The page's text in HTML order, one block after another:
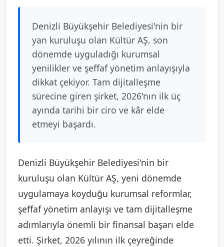
Denizli Büyükşehir Belediyesi'nin bir
yan kuruluşu olan Kültür AŞ, son
dönemde uyguladığı kurumsal
yenilikler ve şeffaf yönetim anlayışıyla
dikkat çekiyor. Tam dijitalleşme
sürecine giren şirket, 2026'nın ilk üç
ayında tarihi bir ciro ve kâr elde
etmeyi başardı.
Denizli Büyükşehir Belediyesi'nin bir
kuruluşu olan Kültür AŞ, yeni dönemde
uygulamaya koyduğu kurumsal reformlar,
şeffaf yönetim anlayışı ve tam dijitalleşme
adımlarıyla önemli bir finansal başarı elde
etti. Şirket, 2026 yılının ilk çeyreğinde